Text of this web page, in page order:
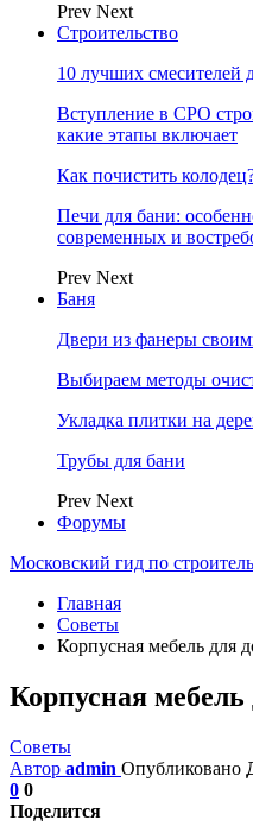
Prev Next
Строительство
10 лучших смесителей
Вступление в СРО
какие этапы включает
Как почистить
Печи для бани:
современных и
Prev Next
Баня
Двери из фанеры
Выбираем методы
Укладка плитки на
Трубы для бани
Prev Next
Форумы
Московский гид по
Главная
Советы
Корпусная мебель для
Корпусная мебель
Советы
Автор admin Опубликовано
0 0
Поделится